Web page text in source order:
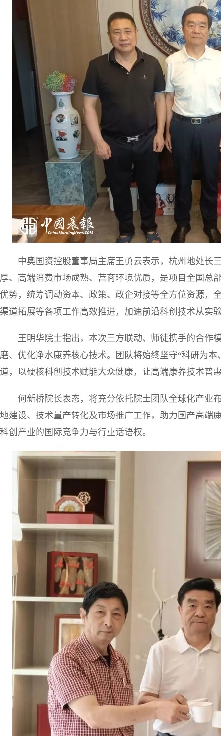
中奥国资控股董事局主席王勇云表示，杭州地处长
厚、高端消费市场成熟、营商环境优质，是项目全国总
优势，统筹调动资本、政策、政企对接等全方位资源，
渠道拓展等各项工作高效推进，加速前沿科创技术从实
王明华院士指出，本次三方联动、师徒携手的合作
磨、优化净水康养核心技术。团队将始终坚守“科研为
道，以硬核科创技术赋能大众健康，让高端康养技术普
何新桥院长表态，将充分依托院士团队全球化产业
地建设、技术量产转化及市场推广工作，助力国产高端
科创产业的国际竞争力与行业话语权。